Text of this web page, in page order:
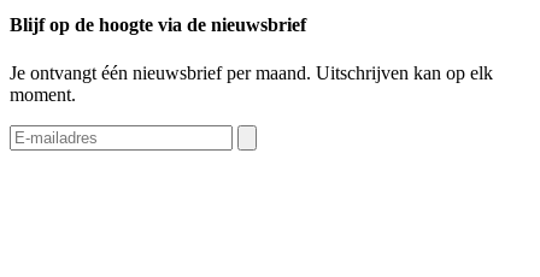
Blijf op de hoogte via de nieuwsbrief
Je ontvangt één nieuwsbrief per maand. Uitschrijven kan op elk
moment.